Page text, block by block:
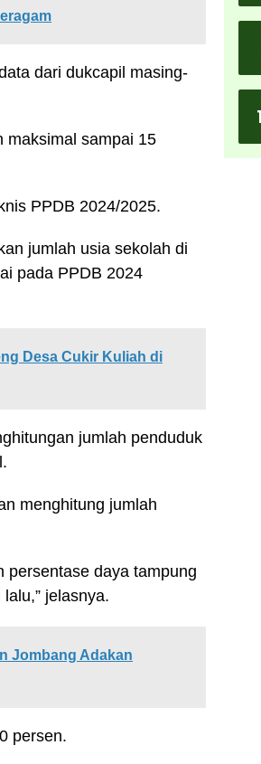
dari dukcapil masing-
maksimal sampai 15
PPDB 2024/2025.
jumlah usia sekolah di
pada PPDB 2024
Desa Cukir Kuliah di
jumlah penduduk
menghitung jumlah
persentase daya tampung
jelasnya.
Jombang Adakan
persen.